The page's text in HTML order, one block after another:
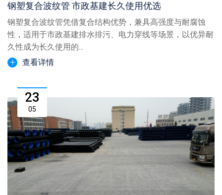
钢塑复合波纹管 市政基建长久使用优选
钢塑复合波纹管凭借复合结构优势，兼具高强度与耐腐蚀
性，适用于市政基建排水排污、电力穿线等场景，以优异耐
久性成为长久使用的...
查看详情
23
05